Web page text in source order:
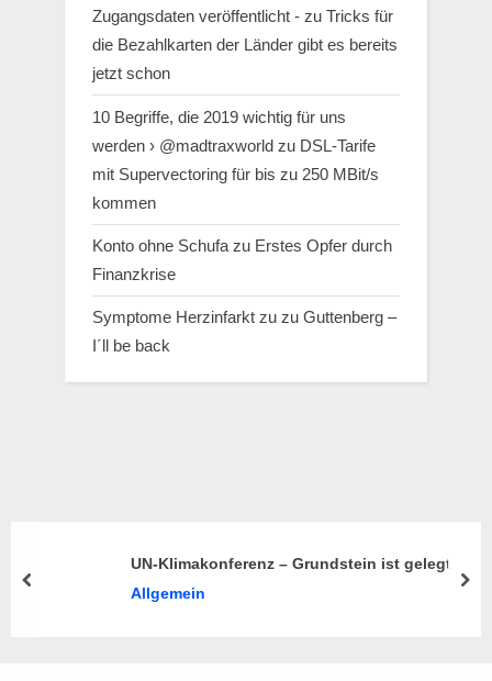
Zugangsdaten veröffentlicht - zu Tricks für
die Bezahlkarten der Länder gibt es bereits
jetzt schon
10 Begriffe, die 2019 wichtig für uns
werden › @madtraxworld zu DSL-Tarife
mit Supervectoring für bis zu 250 MBit/s
kommen
Konto ohne Schufa zu Erstes Opfer durch
Finanzkrise
Symptome Herzinfarkt zu zu Guttenberg –
I´ll be back
UN-Klimakonferenz – Grundstein ist gelegt
Allgemein
prev